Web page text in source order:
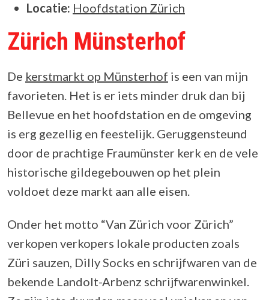
Locatie: Hoofdstation Zürich
Zürich Münsterhof
De kerstmarkt op Münsterhof is een van mijn
favorieten. Het is er iets minder druk dan bij
Bellevue en het hoofdstation en de omgeving
is erg gezellig en feestelijk. Geruggensteund
door de prachtige Fraumünster kerk en de vele
historische gildegebouwen op het plein
voldoet deze markt aan alle eisen.
Onder het motto “Van Zürich voor Zürich”
verkopen verkopers lokale producten zoals
Züri sauzen, Dilly Socks en schrijfwaren van de
bekende Landolt-Arbenz schrijfwarenwinkel.